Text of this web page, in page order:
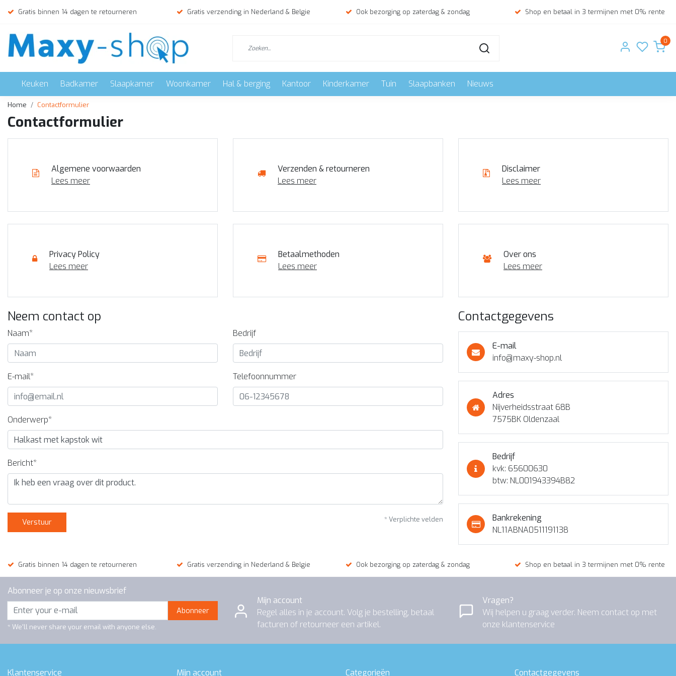
Gratis binnen 14 dagen te retourneren Gratis verzending in Nederland & Belgie Ook bezorging op zaterdag & zondag Shop en betaal in 3 termijnen met 0% rente
0
Keuken Badkamer Slaapkamer Woonkamer Hal & berging Kantoor Kinderkamer Tuin Slaapbanken Nieuws
Home Contactformulier
Contactformulier
Algemene voorwaarden
Lees meer
Verzenden & retourneren
Lees meer
Disclaimer
Lees meer
Privacy Policy
Lees meer
Betaalmethoden
Lees meer
Over ons
Lees meer
Neem contact op
Naam* Bedrijf
E-mail* Telefoonnummer
Onderwerp*
Bericht*
Verstuur * Verplichte velden
Contactgegevens
E-mail
info@maxy-shop.nl
Adres
Nijverheidsstraat 68B
7575BK Oldenzaal
Bedrijf
kvk: 65600630
btw: NL001943394B82
Bankrekening
NL11ABNA0511191138
Gratis binnen 14 dagen te retourneren Gratis verzending in Nederland & Belgie Ook bezorging op zaterdag & zondag Shop en betaal in 3 termijnen met 0% rente
Abonneer je op onze nieuwsbrief
Abonneer
* We'll never share your email with anyone else.
Mijn account
Regel alles in je account. Volg je bestelling, betaal
facturen of retourneer een artikel.
Vragen?
Wij helpen u graag verder. Neem contact op met
onze klantenservice
Klantenservice Mijn account Categorieën Contactgegevens